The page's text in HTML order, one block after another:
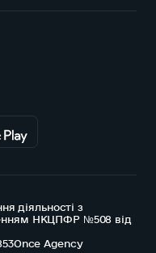
діяльності з
НКЦПФР №508 від
Once Agency